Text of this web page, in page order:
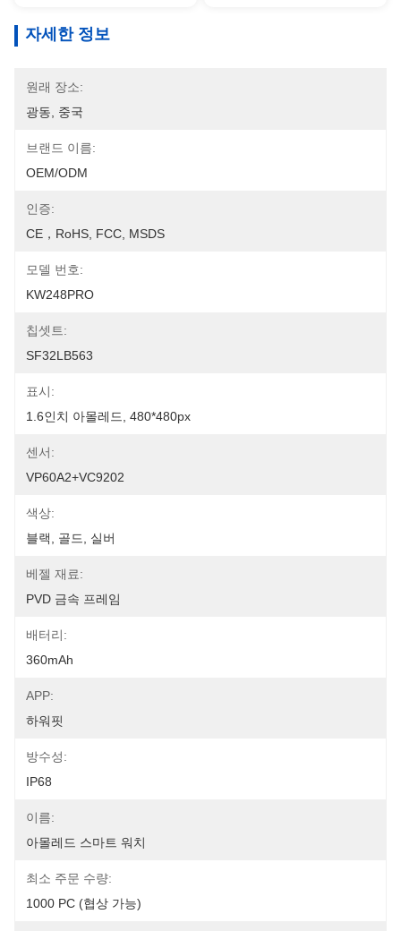
자세한 정보
원래 장소:
광동, 중국
브랜드 이름:
OEM/ODM
인증:
CE，RoHS, FCC, MSDS
모델 번호:
KW248PRO
칩셋트:
SF32LB563
표시:
1.6인치 아몰레드, 480*480px
센서:
VP60A2+VC9202
색상:
블랙, 골드, 실버
베젤 재료:
PVD 금속 프레임
배터리:
360mAh
APP:
하워핏
방수성:
IP68
이름:
아몰레드 스마트 워치
최소 주문 수량:
1000 PC (협상 가능)